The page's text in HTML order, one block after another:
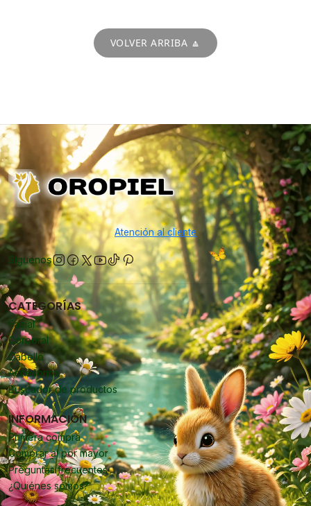
VOLVER ARRIBA 🔼
Atención al cliente
Síguenos
CATEGORÍAS
Facial
Corporal
Cabello
Accesorios
Buscador de productos
INFORMACIÓN
Primera compra
Comprar al por mayor
Preguntas frecuentes
¿Quiénes somos?